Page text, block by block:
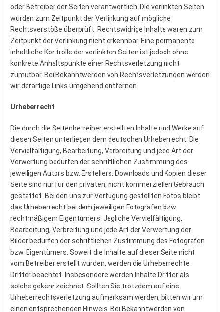
oder Betreiber der Seiten verantwortlich. Die verlinkten Seiten
wurden zum Zeitpunkt der Verlinkung auf mögliche
Rechtsverstöße überprüft. Rechtswidrige Inhalte waren zum
Zeitpunkt der Verlinkung nicht erkennbar. Eine permanente
inhaltliche Kontrolle der verlinkten Seiten ist jedoch ohne
konkrete Anhaltspunkte einer Rechtsverletzung nicht
zumutbar. Bei Bekanntwerden von Rechtsverletzungen werden
wir derartige Links umgehend entfernen.
Urheberrecht
Die durch die Seitenbetreiber erstellten Inhalte und Werke auf
diesen Seiten unterliegen dem deutschen Urheberrecht. Die
Vervielfältigung, Bearbeitung, Verbreitung und jede Art der
Verwertung bedürfen der schriftlichen Zustimmung des
jeweiligen Autors bzw. Erstellers. Downloads und Kopien dieser
Seite sind nur für den privaten, nicht kommerziellen Gebrauch
gestattet. Bei den uns zur Verfügung gestellten Fotos bleibt
das Urheberrecht bei dem jeweiligen Fotografen bzw.
rechtmäßigem Eigentümers. Jegliche Vervielfältigung,
Bearbeitung, Verbreitung und jede Art der Verwertung der
Bilder bedürfen der schriftlichen Zustimmung des Fotografen
bzw. Eigentümers. Soweit die Inhalte auf dieser Seite nicht
vom Betreiber erstellt wurden, werden die Urheberrechte
Dritter beachtet. Insbesondere werden Inhalte Dritter als
solche gekennzeichnet. Sollten Sie trotzdem auf eine
Urheberrechtsverletzung aufmerksam werden, bitten wir um
einen entsprechenden Hinweis. Bei Bekanntwerden von